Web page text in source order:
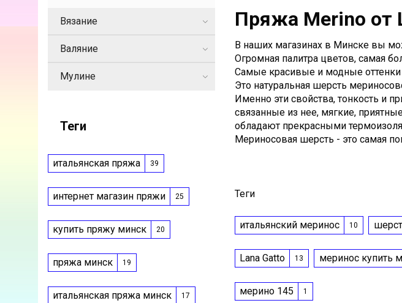
Пряжа Merino от
В наших магазинах в Минске вы
Огромная палитра цветов, самая
Самые красивые и модные
Это натуральная шерсть
Именно эти свойства, тонкость и
связанные из нее, мягкие,
обладают прекрасными
Мериносовая шерсть - это самая
Теги
итальянский меринос 10
Lana Gatto 13 меринос купить
мерино 145 1
Вязание
Валяние
Мулине
Теги
итальянская пряжа 39
интернет магазин пряжи 25
купить пряжу минск 20
пряжа минск 19
итальянская пряжа минск 17